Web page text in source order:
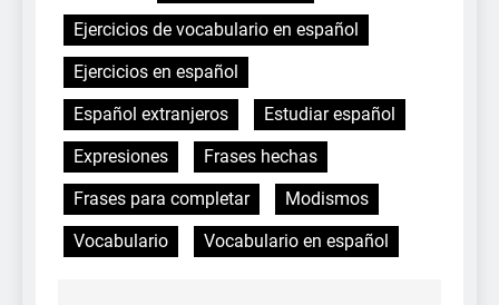
Ejercicios de vocabulario en español
Ejercicios en español
Español extranjeros
Estudiar español
Expresiones
Frases hechas
Frases para completar
Modismos
Vocabulario
Vocabulario en español